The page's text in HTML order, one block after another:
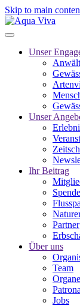
Skip to main
Unser
Unser
Ihr Beitrag
Partner
Über uns
Team
Organe
Jobs